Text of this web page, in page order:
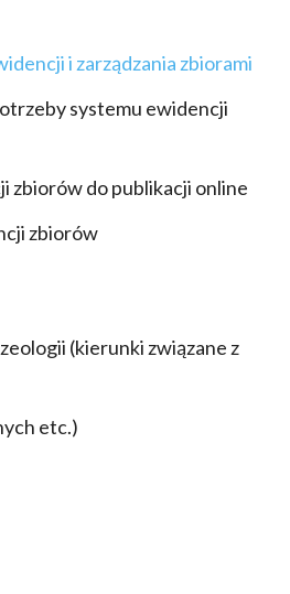
i zarządzania zbiorami
systemu ewidencji
zbiorów do publikacji online
zbiorów
(kierunki związane z
etc.)